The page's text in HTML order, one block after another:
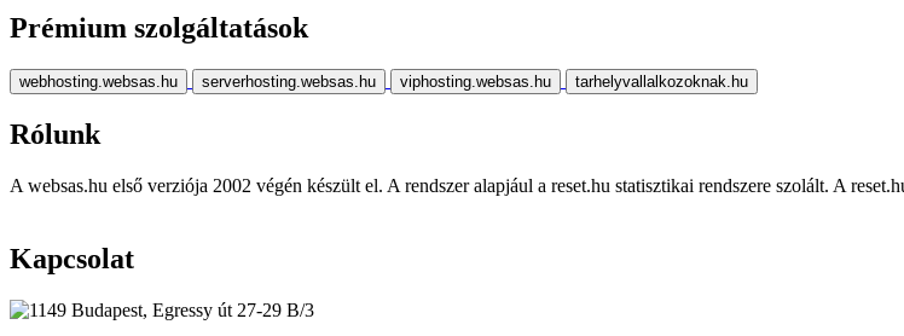
Prémium szolgáltatások
webhosting.websas.hu serverhosting.websas.hu viphosting.websas.hu tarhelyvallalkozoknak.hu
Rólunk
A websas.hu első verziója 2002 végén készült el. A rendszer alapjául a reset.hu statisztikai rendszere szolált. A
Kapcsolat